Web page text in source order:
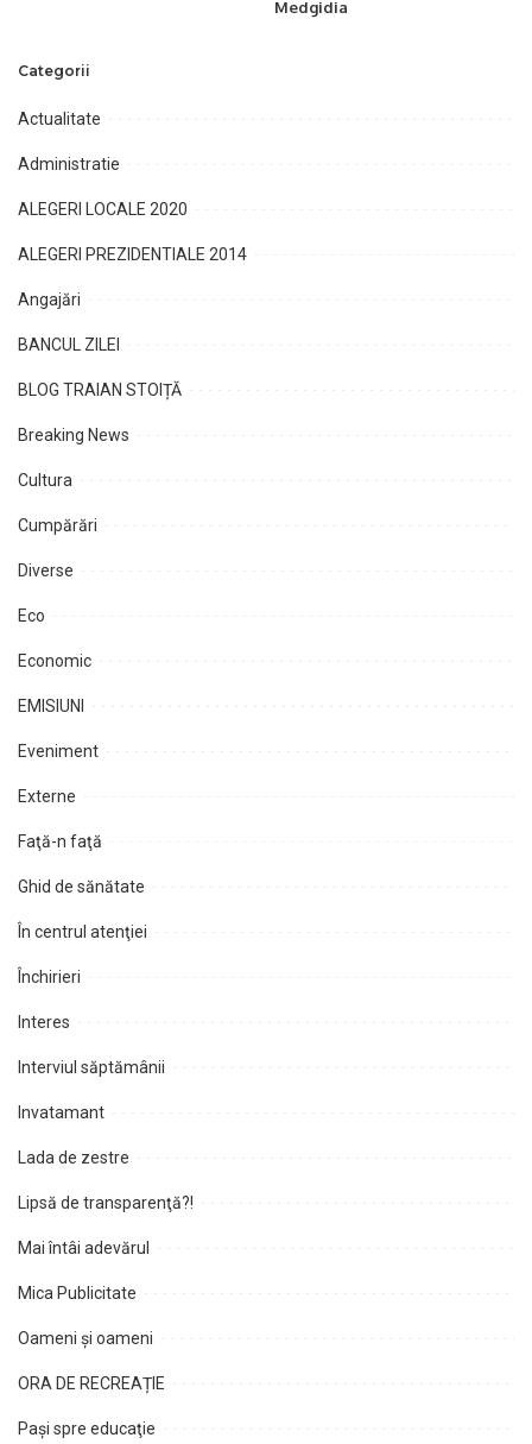
Medgidia
Categorii
Actualitate
Administratie
ALEGERI LOCALE 2020
ALEGERI PREZIDENTIALE 2014
Angajări
BANCUL ZILEI
BLOG TRAIAN STOIȚĂ
Breaking News
Cultura
Cumpărări
Diverse
Eco
Economic
EMISIUNI
Eveniment
Externe
Faţă-n faţă
Ghid de sănătate
În centrul atenţiei
Închirieri
Interes
Interviul săptămânii
Invatamant
Lada de zestre
Lipsă de transparenţă?!
Mai întâi adevărul
Mica Publicitate
Oameni şi oameni
ORA DE RECREAȚIE
Paşi spre educaţie